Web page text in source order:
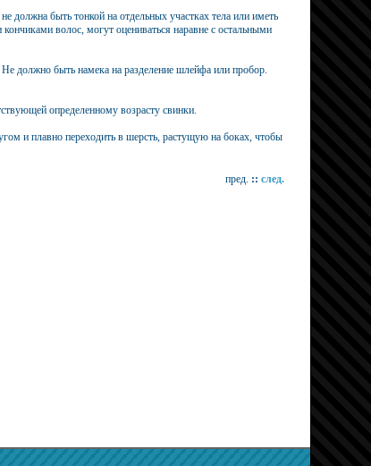
должна быть тонкой на отдельных участках тела или иметь
волос, могут оцениваться наравне с остальными
должно быть намека на разделение шлейфа или пробор.
определенному возрасту свинки.
и плавно переходить в шерсть, растущую на боках, чтобы
пред. :: след.